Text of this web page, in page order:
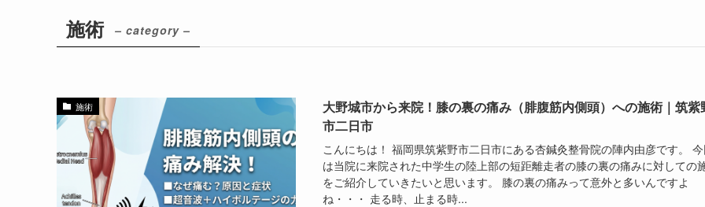
施術 – category –
施術
大野城市から来院！膝の裏の痛み（腓腹筋内側頭）への施術｜筑紫
市二日市
こんにちは！ 福岡県筑紫野市二日市にある杏鍼灸整骨院の陣内由彦です。
は当院に来院された中学生の陸上部の短距離走者の膝の裏の痛みに対しての
をご紹介していきたいと思います。 膝の裏の痛みって意外と多いんですよ
ね・・・ 走る時、止まる時...